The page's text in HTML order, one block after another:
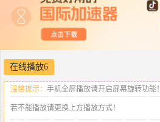
在线播放6
温馨提示： 手机全屏播放请开启屏幕旋转功能！
若不能播放请更换上方播放方式！